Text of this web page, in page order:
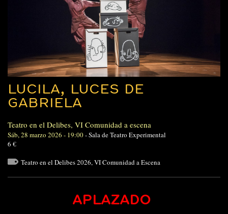
LUCILA, LUCES DE
GABRIELA
Teatro en el Delibes, VI Comunidad a escena
Sáb, 28 marzo 2026 - 19:00-Sala de Teatro Experimental
6 €
Teatro en el Delibes 2026,VI Comunidad a Escena
APLAZADO